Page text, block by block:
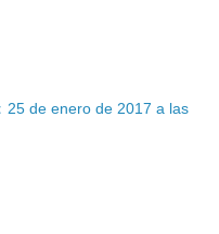
25 de enero de 2017 a las